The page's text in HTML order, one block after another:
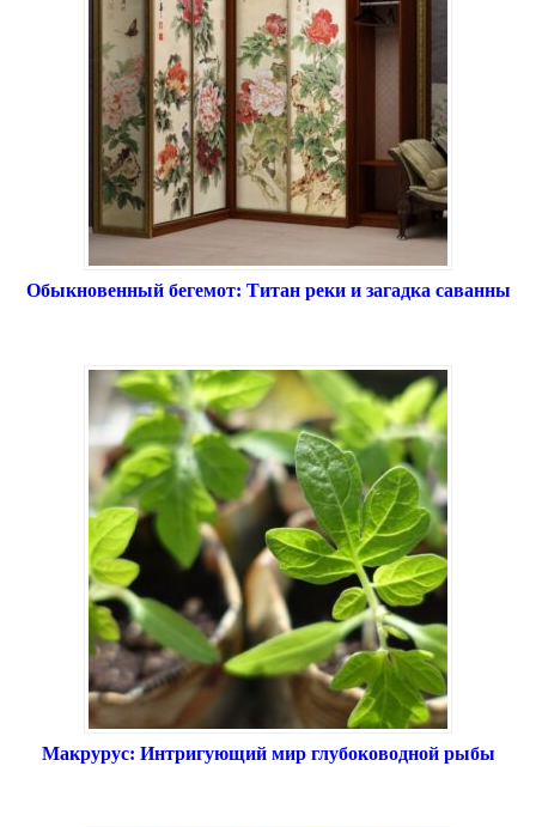
Обыкновенный бегемот: Титан реки и загадка саванны
Макрурус: Интригующий мир глубоководной рыбы